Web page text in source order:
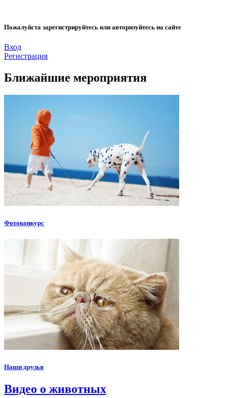
Пожалуйста зарегистрируйтесь или авторизуйтесь на сайте
Вход
Регистрация
Ближайшие мероприятия
Фотоконкурс
Наши друзья
Видео о животных